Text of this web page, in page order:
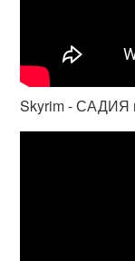
Skyrim - САДИЯ